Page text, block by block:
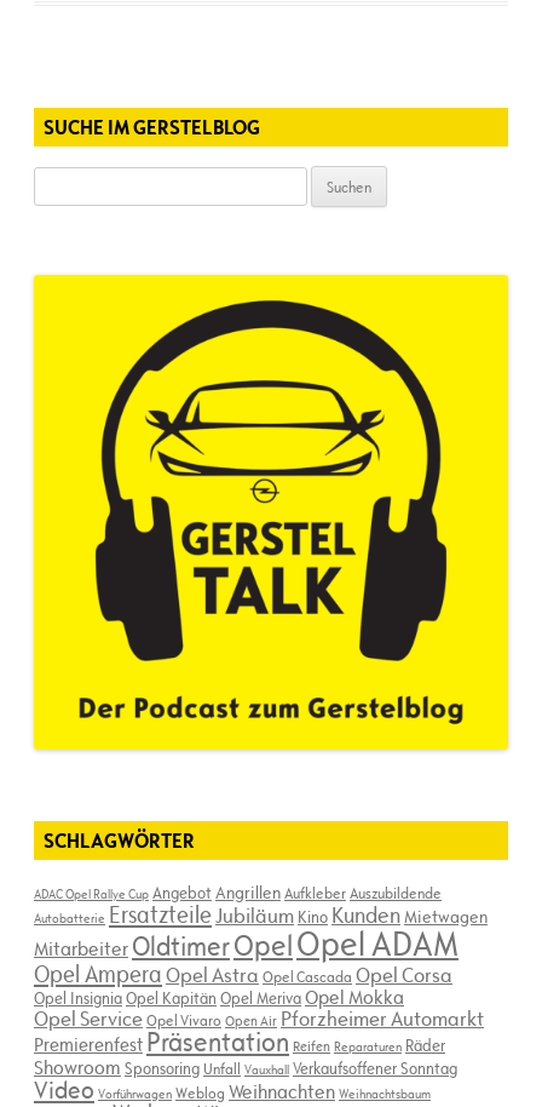
SUCHE IM GERSTELBLOG
SCHLAGWÖRTER
ADAC Opel Rallye Cup AngebotAngrillenAufkleberAuszubildende
Autobatterie ErsatzteileJubiläum Kino KundenMietwagen
Mitarbeiter OldtimerOpelOpel ADAM
Opel AmperaOpel Astra Opel Cascada Opel Corsa
Opel InsigniaOpel Kapitän Opel MerivaOpel Mokka
Opel ServiceOpel Vivaro Open Air Pforzheimer Automarkt
Premierenfest Präsentation Reifen Reparaturen Räder
Showroom Sponsoring Unfall Vauxhall Verkaufsoffener Sonntag
Video Vorführwagen Weblog Weihnachten Weihnachtsbaum